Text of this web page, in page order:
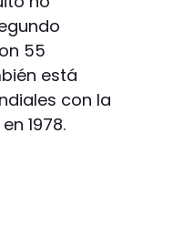
55
está
con la
1978.